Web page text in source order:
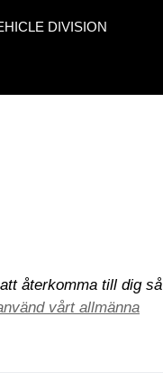
DIVISION
återkomma till dig så
vårt allmänna